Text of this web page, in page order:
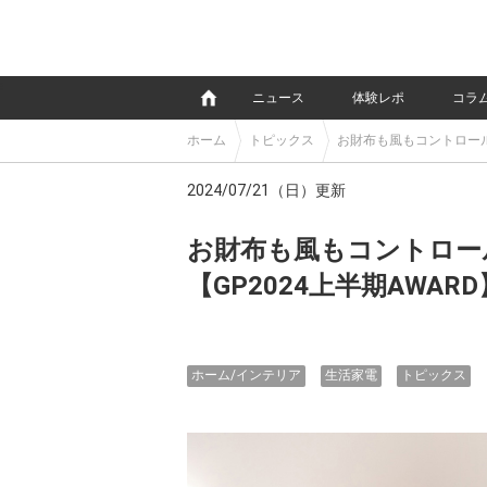
ニュース 体験レポ コラ
ホーム トピックス お財布も風もコントロー
2024/07/21（日）更新
お財布も風もコントロ
【GP2024上半期AWARD
ホーム/インテリア 生活家電 トピックス